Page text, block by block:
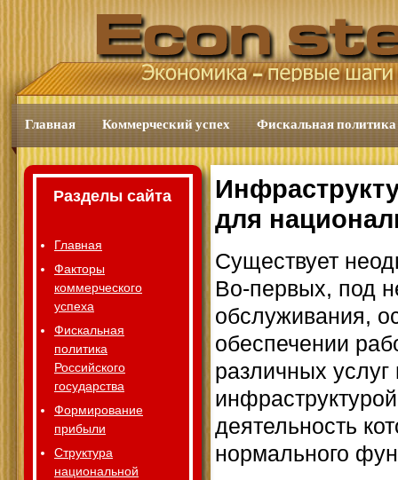
Главная Коммерческий успех Фискальная политика
для
Существует
Во-первых, под
обслуживания,
обеспечении
различных
деятельность
нормального
Разделы сайта
Главная
Факторы
коммерческого
успеха
Фискальная
политика
Российского
государства
Формирование
прибыли
Структура
национальной